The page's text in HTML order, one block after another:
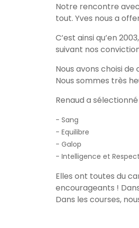
Notre rencontre
tout. Yves nous a
C’est ainsi qu’en
suivant nos
Nous avons choisi
Nous sommes très
Renaud a
- Sang
- Equilibre
- Galop
- Intelligence et
Elles ont toutes du
encourageants !
Dans les courses,